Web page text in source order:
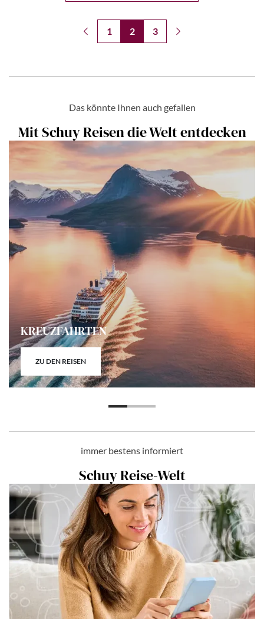
1 2 3
Das könnte Ihnen auch gefallen
Mit Schuy Reisen die Welt entdecken
KREUZFAHRTEN
ZU DEN REISEN
immer bestens informiert
Schuy Reise-Welt